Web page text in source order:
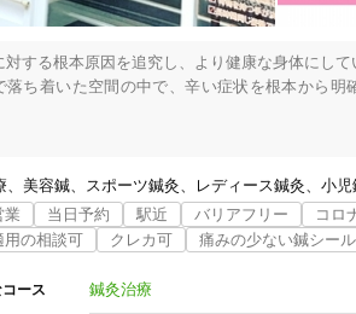
対する根本原因を追究し、より健康な身体にして
落ち着いた空間の中で、辛い症状を根本から
不良による繰り返しの筋肉への負担
歪みからくる筋緊張によっての血行不良
は、まずは、この二つに対し、当院独自の施
ねす鍼灸整骨院　高槻院の知って得する5つのポ
の原因を明確にし、根本的な施術を提案させて頂
美容鍼 スポーツ鍼灸 レディース鍼灸
小児
業
当日予約 駅近 バリアフリー コロ
用の相談可
クレカ可 痛みの少ない鍼シール
ース 鍼灸治療